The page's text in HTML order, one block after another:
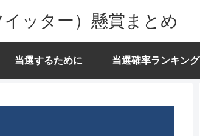
ッター）懸賞まとめ
当選するために 当選確率ランキング